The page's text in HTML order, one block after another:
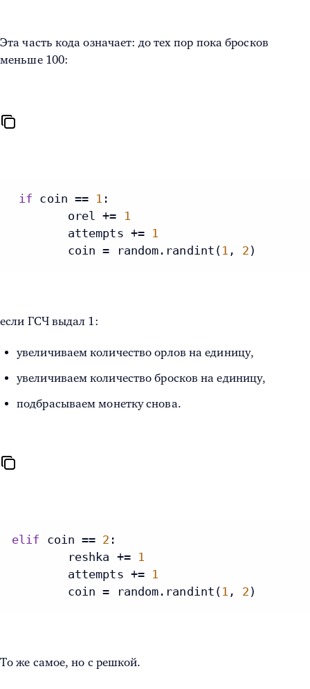
Эта часть кода означает: до тех пор пока бросков
меньше 100:
if coin == 1 :
orel +=
1
attempts += 1
coin = random.randint( 1 , 2 )
если ГСЧ выдал 1:
увеличиваем количество орлов на единицу,
увеличиваем количество бросков на единицу,
подбрасываем монетку снова.
elif coin == 2 :
reshka += 1
attempts += 1
coin = random.randint( 1 , 2 )
То же самое, но с решкой.